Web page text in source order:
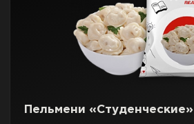
Пельмени «Студенческие»